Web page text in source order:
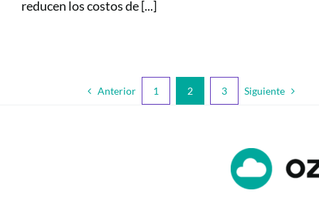
reducen los costos de [...]
Anterior 1 2 3 Siguiente